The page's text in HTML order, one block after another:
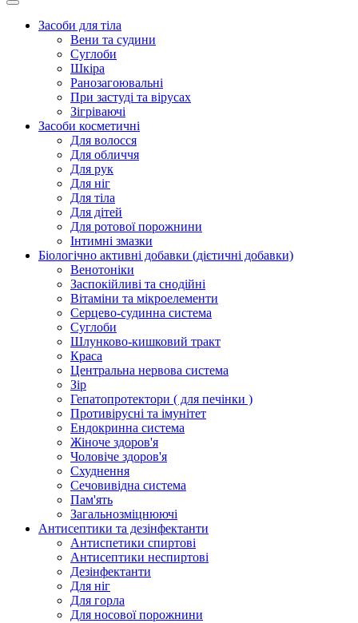
Засоби для тіла
Вени та судини
Суглоби
Шкіра
Ранозагоювальні
При застуді та вірусах
Зігріваючі
Засоби косметичні
Для волосся
Для обличчя
Для рук
Для ніг
Для тіла
Для дітей
Для ротової порожнини
Інтимні змазки
Біологічно активні добавки (дієтичні добавки)
Венотоніки
Заспокійливі та снодійні
Вітаміни та мікроелементи
Серцево-судинна система
Суглоби
Шлунково-кишковий тракт
Краса
Центральна нервова система
Зір
Гепатопротектори ( для печінки )
Противірусні та імунітет
Ендокринна система
Жіноче здоров'я
Чоловіче здоров'я
Схуднення
Сечовивідна система
Пам'ять
Загальнозміцнюючі
Антисептики та дезінфектанти
Антиспетики спиртові
Антисептики неспиртові
Дезінфектанти
Для ніг
Для горла
Для носової порожнини